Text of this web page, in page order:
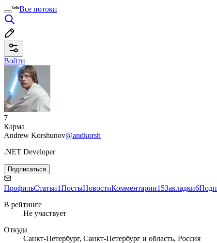
Все потоки
Войти
7
Карма
Andrew Korshunov@andkorsh
.NET Developer
Подписаться
ПрофильСтатьи1ПостыНовостиКомментарии15Закладки6
В рейтинге
Не участвует
Откуда
Санкт-Петербург, Санкт-Петербург и область, Россия